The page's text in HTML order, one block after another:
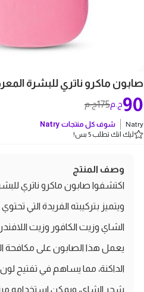
صابون ماكرو ناتري للبشرة
175ج.م 90ج.م
Natry شوف كل منتجات Natry
ليك انك تطلب 5 بس!
وصف المنتج
ويتميز بتركيبته الفريدة التي
الشاي وزيت الكافور وزيت
يعمل هذا الصابون على مكافحة
الداكنة، مما يساهم في تفتيح
شجر الشاي، ويمكن استخدامه